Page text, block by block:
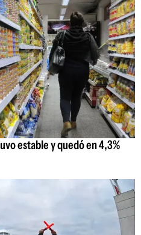
estable y quedó en 4,3%